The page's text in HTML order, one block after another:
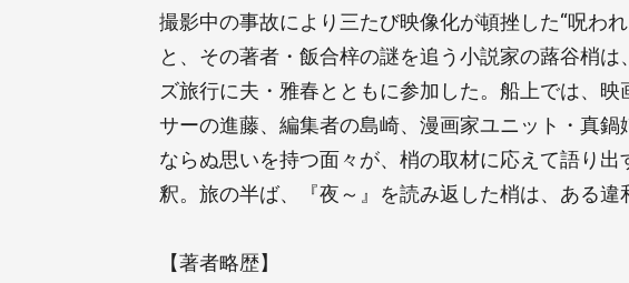
撮影中の事故により三たび映像化が頓挫した“呪わ
と、その著者・飯合梓の謎を追う小説家の蕗谷梢
ズ旅行に夫・雅春とともに参加した。船上では、
サーの進藤、編集者の島崎、漫画家ユニット・真
ならぬ思いを持つ面々が、梢の取材に応えて語り
釈。旅の半ば、『夜～』を読み返した梢は、ある
【著者略歴】